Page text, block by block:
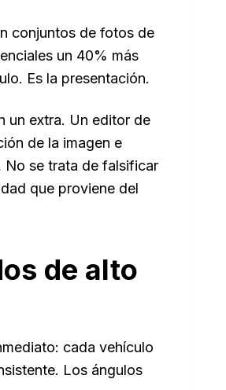
conjuntos de fotos de
un 40% más
Es la presentación.
un extra. Un editor de
de la imagen e
No se trata de falsificar
que proviene del
de alto
cada vehículo
Los ángulos